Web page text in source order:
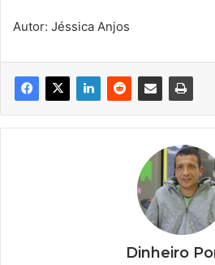
Autor: Jéssica Anjos
Dinheiro